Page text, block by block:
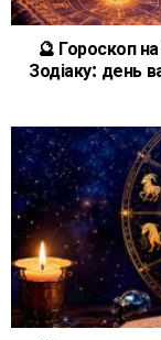
🔮 Гороскоп
Зодіаку: день